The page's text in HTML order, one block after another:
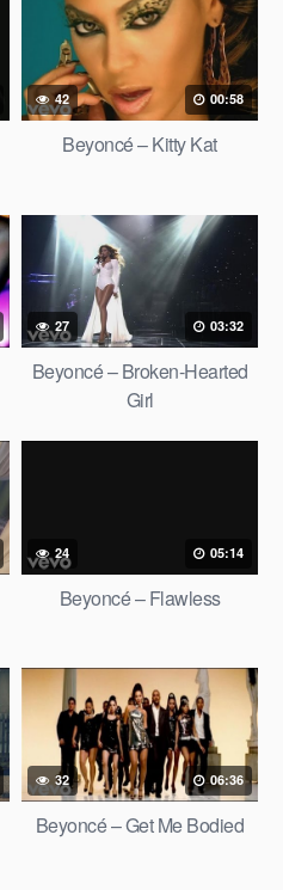
42 00:58
Beyoncé – Kitty Kat
27 03:32
Beyoncé – Broken-Hearted
Girl
24 05:14
Beyoncé – Flawless
32 06:36
Beyoncé – Get Me Bodied